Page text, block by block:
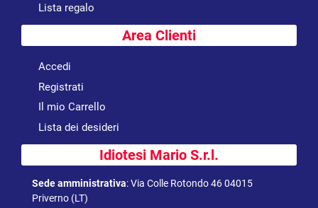
Lista regalo
Area Clienti
Accedi
Registrati
Il mio Carrello
Lista dei desideri
Idiotesi Mario S.r.l.
Sede amministrativa:Via Colle Rotondo 46 04015
Priverno (LT)